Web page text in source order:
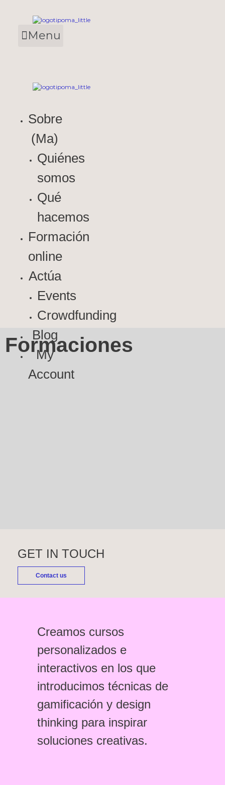
Menu
Sobre
(Ma)
Quiénes
somos
Qué
hacemos
Formación
online
Actúa
Events
Crowdfunding
Blog
My
Account
Formaciones
GET IN TOUCH
Contact us
Creamos cursos
personalizados e
interactivos en los que
introducimos técnicas de
gamificación y design
thinking para inspirar
soluciones creativas.